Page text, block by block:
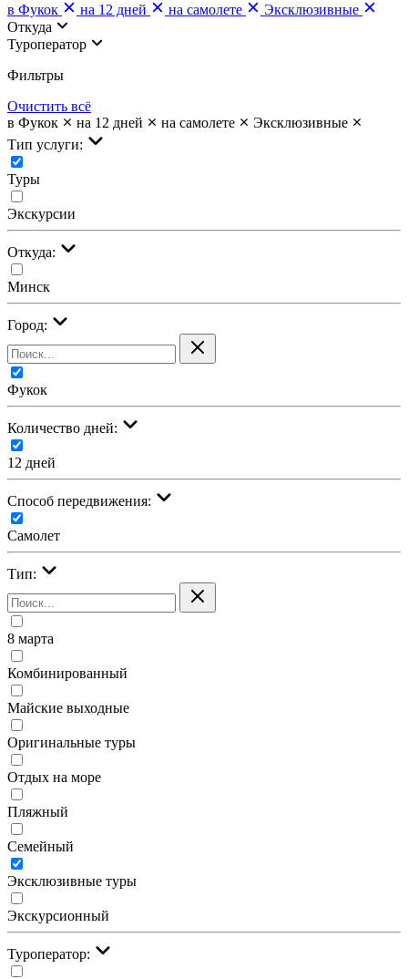
в Фукок
на 12 дней на самолете
Эксклюзивные
Откуда
Туроператор
Фильтры
Очистить всё
в Фукок
на 12 дней на самолете
Эксклюзивные
Тип услуги:
Туры
Экскурсии
Откуда:
Минск
Город:
Фукок
Количество дней:
12 дней
Cпособ передвижения:
Самолет
Тип:
8 марта
Комбинированный
Майские выходные
Оригинальные туры
Отдых на море
Пляжный
Семейный
Эксклюзивные туры
Экскурсионный
Туроператор: